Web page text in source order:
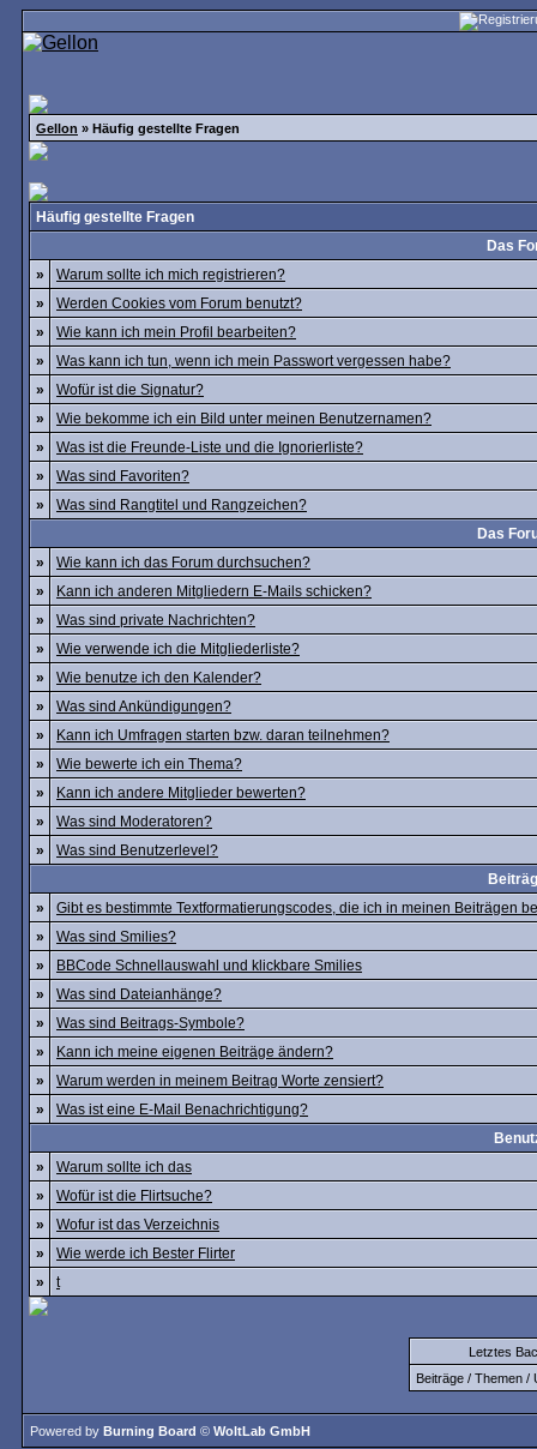
Gellon » Häufig gestellte Fragen
Häufig gestellte Fragen
Das
»
Warum sollte ich mich registrieren?
»
Werden Cookies vom Forum benutzt?
»
Wie kann ich mein Profil bearbeiten?
»
Was kann ich tun, wenn ich mein Passwort vergessen habe?
»
Wofür ist die Signatur?
»
Wie bekomme ich ein Bild unter meinen Benutzernamen?
»
Was ist die Freunde-Liste und die Ignorierliste?
»
Was sind Favoriten?
»
Was sind Rangtitel und Rangzeichen?
Das
»
Wie kann ich das Forum durchsuchen?
»
Kann ich anderen Mitgliedern E-Mails schicken?
»
Was sind private Nachrichten?
»
Wie verwende ich die Mitgliederliste?
»
Wie benutze ich den Kalender?
»
Was sind Ankündigungen?
»
Kann ich Umfragen starten bzw. daran teilnehmen?
»
Wie bewerte ich ein Thema?
»
Kann ich andere Mitglieder bewerten?
»
Was sind Moderatoren?
»
Was sind Benutzerlevel?
»
Gibt es bestimmte Textformatierungscodes, die ich in meinen Beiträgen
»
Was sind Smilies?
»
BBCode Schnellauswahl und klickbare Smilies
»
Was sind Dateianhänge?
»
Was sind Beitrags-Symbole?
»
Kann ich meine eigenen Beiträge ändern?
»
Warum werden in meinem Beitrag Worte zensiert?
»
Was ist eine E-Mail Benachrichtigung?
»
Warum sollte ich das
»
Wofür ist die Flirtsuche?
»
Wofur ist das Verzeichnis
»
Wie werde ich Bester Flirter
»
t
Letztes
Beiträge / Themen /
Powered by Burning Board © WoltLab GmbH